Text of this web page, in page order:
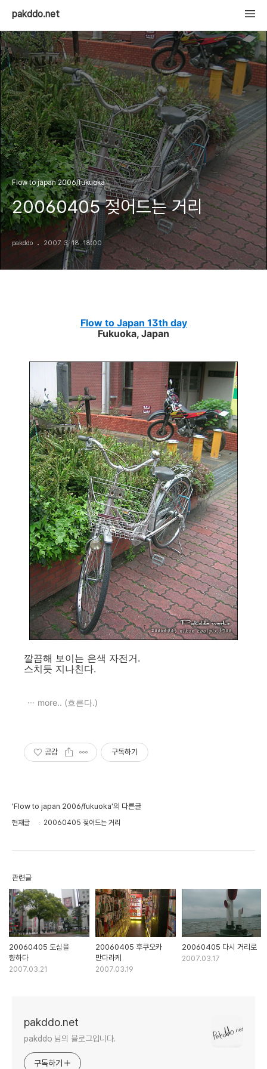
pakddo.net
Flow to japan 2006/fukuoka
20060405 젖어드는 거리
pakddo 2007. 3. 18. 18:00
Flow to Japan 13th day
Fukuoka, Japan
깔끔해 보이는 은색 자전거.
스치듯 지나친다.
more.. (흐른다.)
공감 구독하기
'Flow to japan 2006/fukuoka'의 다른글
현재글 20060405 젖어드는 거리
관련글
20060405 도심을
향하다
2007.03.21
20060405 후쿠오카
만다라케
2007.03.19
20060405 다시 거리로
2007.03.17
pakddo.net
pakddo 님의 블로그입니다.
구독하기